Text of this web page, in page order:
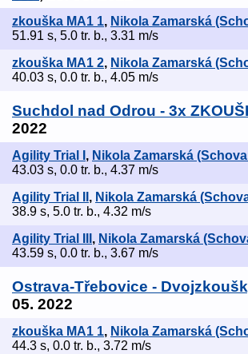
zkouška MA1 1, Nikola Zamarská
51.91 s, 5.0 tr. b., 3.31 m/s
zkouška MA1 2, Nikola Zamarská
40.03 s, 0.0 tr. b., 4.05 m/s
Suchdol nad Odrou - 3x
2022
Agility Trial I , Nikola Zamarská
43.03 s, 0.0 tr. b., 4.37 m/s
Agility Trial II , Nikola Zamarská
38.9 s, 5.0 tr. b., 4.32 m/s
Agility Trial III , Nikola Zamarská
43.59 s, 0.0 tr. b., 3.67 m/s
Ostrava-Třebovice -
05. 2022
zkouška MA1 1, Nikola Zamarská
44.3 s, 0.0 tr. b., 3.72 m/s